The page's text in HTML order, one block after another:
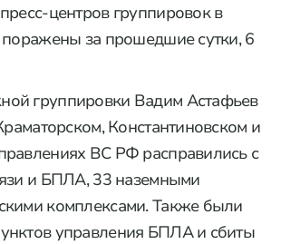
центров группировок в
поражены за прошедшие сутки, 6
группировки Вадим Астафьев
Константиновском и
ВС РФ расправились с
и БПЛА, 33 наземными
комплексами. Также были
управления БПЛА и сбиты